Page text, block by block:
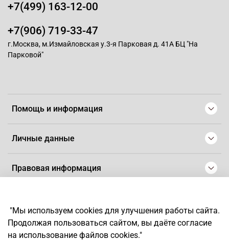
Помощь и информация
Личные данные
Правовая информация
+7(499) 163-12-00
+7(906) 719-33-47
г.Москва, м.Измайловская у.3-я Парковая д. 41А БЦ "На
Парковой"
*Любое использование контента без письменного разрешения
запрещено
"Мы используем cookies для улучшения работы сайта.
Продолжая пользоваться сайтом, вы даёте согласие
на использование файлов cookies."